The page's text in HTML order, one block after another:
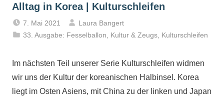
Alltag in Korea | Kulturschleifen
7. Mai 2021
Laura Bangert
33. Ausgabe: Fesselballon
Kultur & Zeugs Kulturschleifen
Im nächsten Teil unserer Serie Kulturschleifen widmen
wir uns der Kultur der koreanischen Halbinsel. Korea
liegt im Osten Asiens, mit China zu der linken und Japan